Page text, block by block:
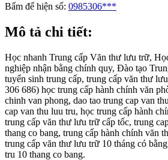
Bấm để hiện số: 0985306***
Mô tả chi tiết:
Học nhanh Trung cấp Văn thư lưu trữ,
nghiệp nhận bằng chính quy, Đào tạo
tuyển sinh trung cấp, trung cấp văn thư
306 686) học trung cấp hành chính văn
chinh van phong, dao tao trung cap van
cap van thu luu tru, học trung cấp hành
trung cấp văn thư lưu trữ cấp tốc, trung
thang co bang, trung cấp hành chính văn
trung cấp văn thư lưu trữ 10 tháng có
tru 10 thang co bang.